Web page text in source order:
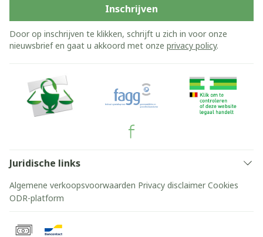
Inschrijven
Door op inschrijven te klikken, schrijft u zich in voor onze
nieuwsbrief en gaat u akkoord met onze privacy policy.
Juridische links
Algemene verkoopsvoorwaarden Privacy disclaimer Cookies
ODR-platform